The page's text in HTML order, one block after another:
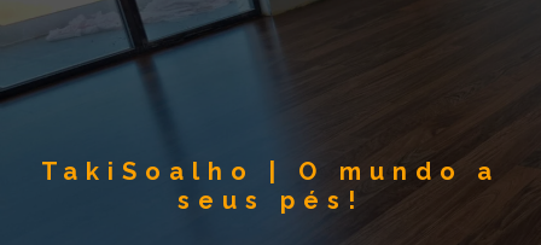
TakiSoalho | O mundo a
seus pés!